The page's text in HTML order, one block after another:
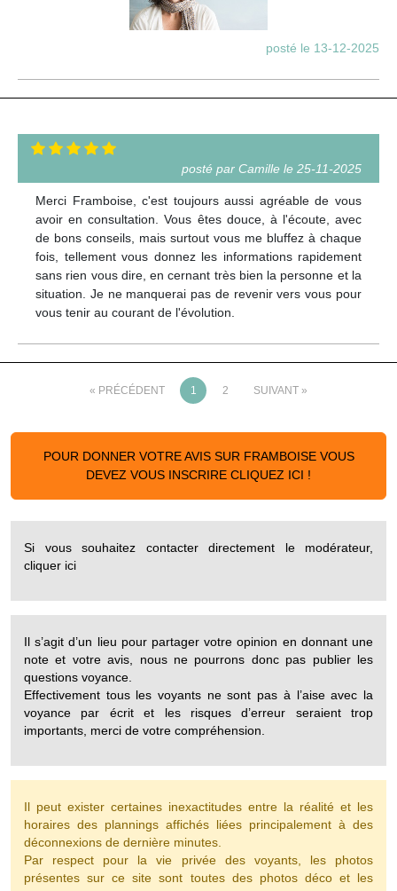
posté le 13-12-2025
posté par Camille le 25-11-2025
Merci Framboise, c'est toujours aussi agréable de vous
avoir en consultation. Vous êtes douce, à l'écoute, avec
de bons conseils, mais surtout vous me bluffez à chaque
fois, tellement vous donnez les informations rapidement
sans rien vous dire, en cernant très bien la personne et la
situation. Je ne manquerai pas de revenir vers vous pour
vous tenir au courant de l'évolution.
« PRÉCÉDENT 1 2 SUIVANT »
POUR DONNER VOTRE AVIS SUR FRAMBOISE VOUS
DEVEZ VOUS INSCRIRE CLIQUEZ ICI !
Si vous souhaitez contacter directement le modérateur,
cliquer ici
Il s’agit d’un lieu pour partager votre opinion en donnant une
note et votre avis, nous ne pourrons donc pas publier les
questions voyance.
Effectivement tous les voyants ne sont pas à l’aise avec la
voyance par écrit et les risques d’erreur seraient trop
importants, merci de votre compréhension.
Il peut exister certaines inexactitudes entre la réalité et les
horaires des plannings affichés liées principalement à des
déconnexions de dernière minutes.
Par respect pour la vie privée des voyants, les photos
présentes sur ce site sont toutes des photos déco et les